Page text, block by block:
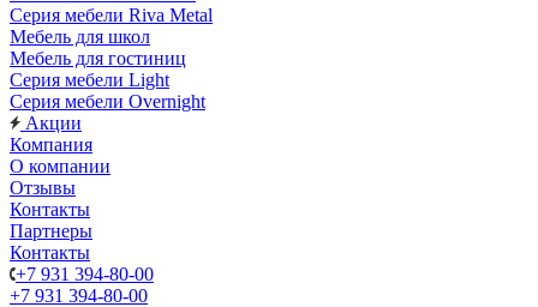
Серия мебели Riva Metal
Мебель для школ
Мебель для гостиниц
Серия мебели Light
Серия мебели Overnight
Акции
Компания
О компании
Отзывы
Контакты
Партнеры
Контакты
+7 931 394-80-00
+7 931 394-80-00